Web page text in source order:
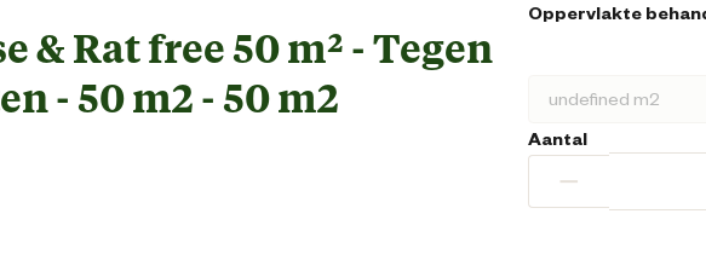
& Rat free 50 m² - Tegen
- 50 m2 - 50 m2
Oppervlakte
Aantal
−